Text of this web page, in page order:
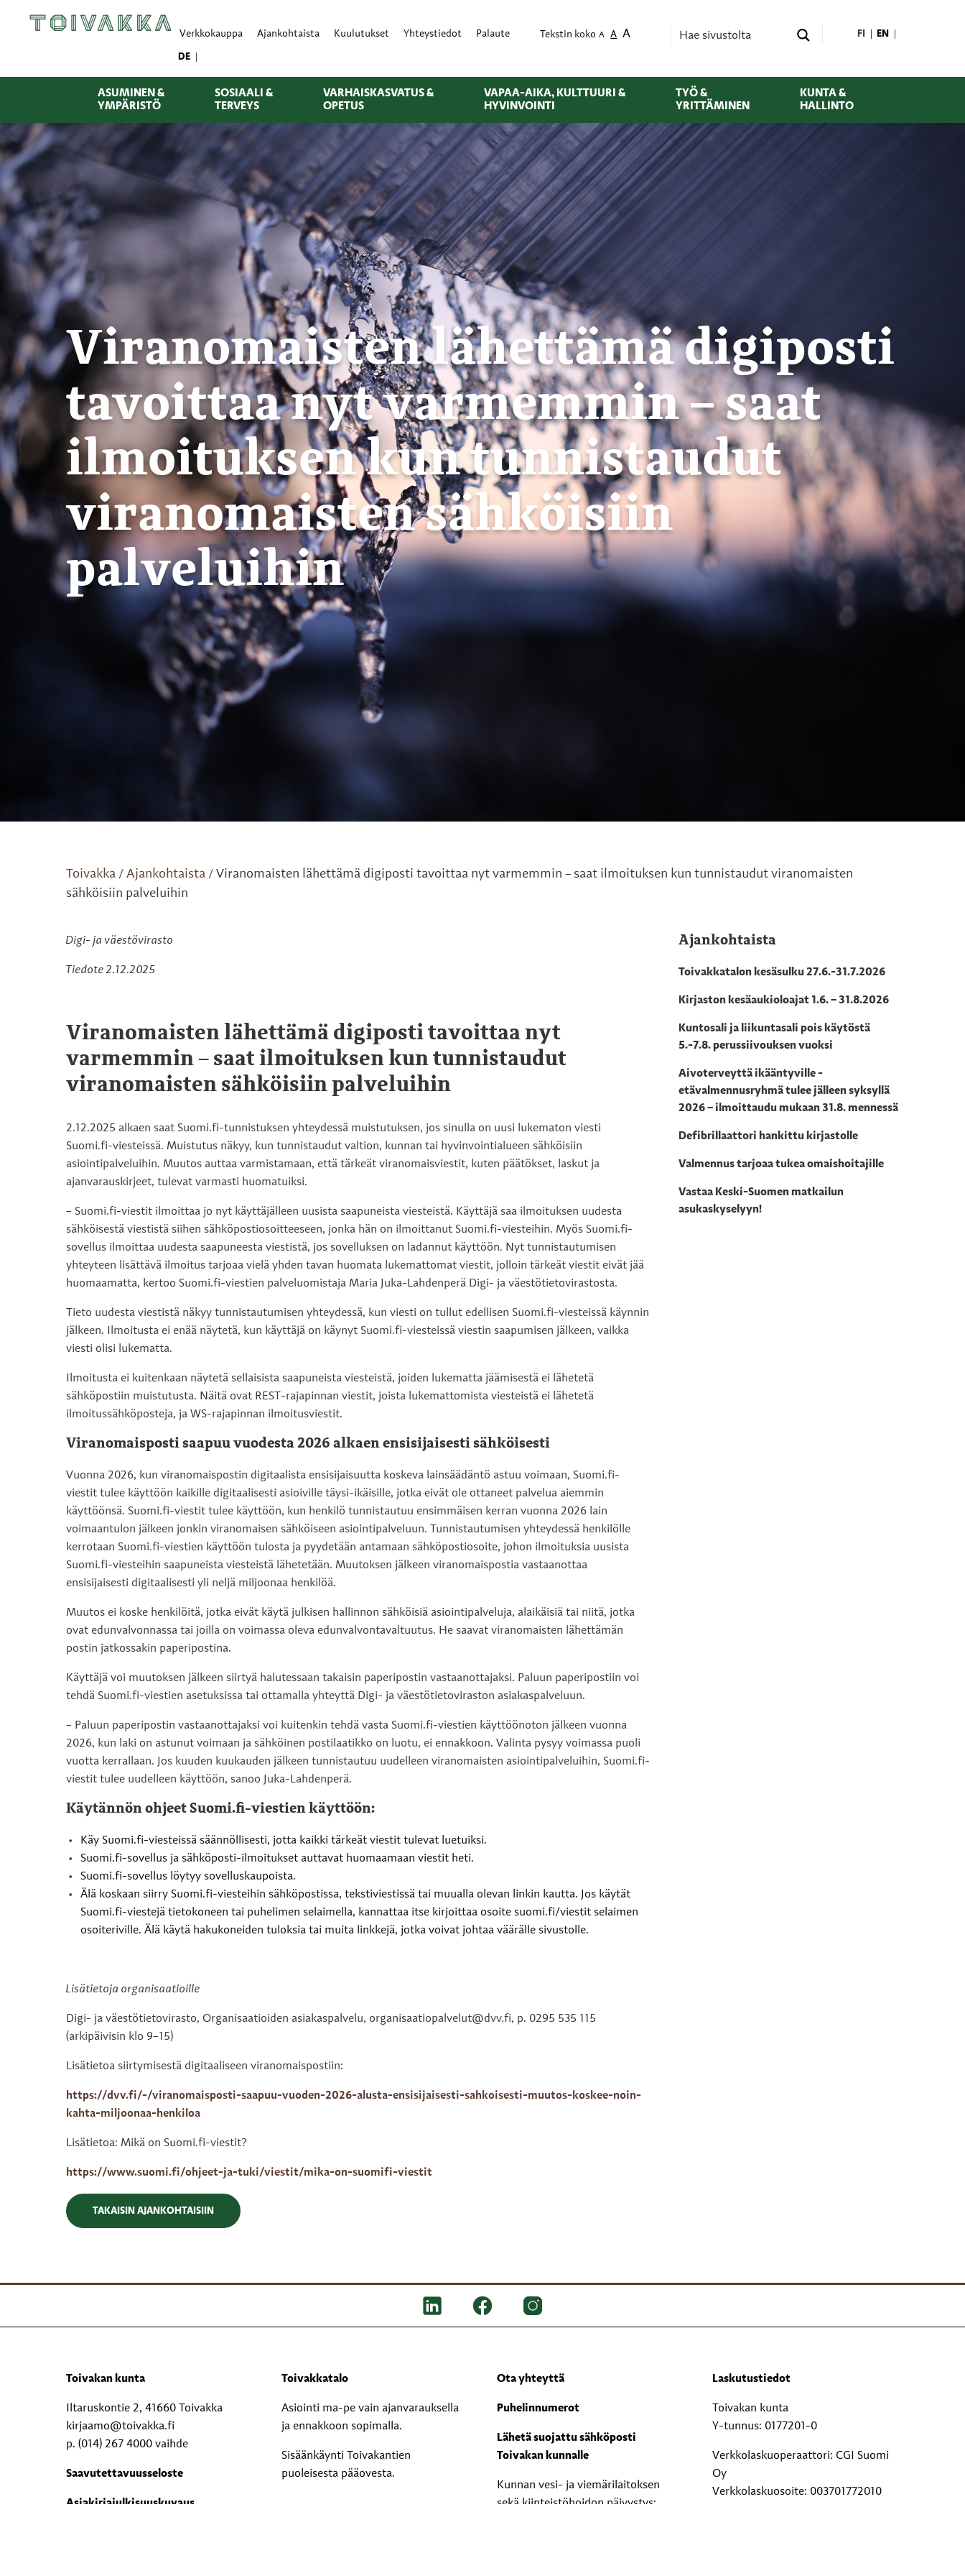
Verkkokauppa Ajankohtaista Kuulutukset Yhteystiedot Palaute Tekstin koko A A A FI EN
DE
ASUMINEN &
YMPÄRISTÖ
SOSIAALI &
TERVEYS
VARHAISKASVATUS &
OPETUS
VAPAA-AIKA, KULTTUURI &
HYVINVOINTI
TYÖ &
YRITTÄMINEN
KUNTA &
HALLINTO
Viranomaisten lähettämä digiposti
tavoittaa nyt varmemmin – saat
ilmoituksen kun tunnistaudut
viranomaisten sähköisiin
palveluihin
Toivakka / Ajankohtaista / Viranomaisten lähettämä digiposti tavoittaa nyt varmemmin – saat ilmoituksen kun tunnistaudut viranomaisten
sähköisiin palveluihin
Digi- ja väestövirasto
Tiedote 2.12.2025
Viranomaisten lähettämä digiposti tavoittaa nyt
varmemmin – saat ilmoituksen kun tunnistaudut
viranomaisten sähköisiin palveluihin
2.12.2025 alkaen saat Suomi.fi-tunnistuksen yhteydessä muistutuksen, jos sinulla on uusi lukematon viesti
Suomi.fi-viesteissä. Muistutus näkyy, kun tunnistaudut valtion, kunnan tai hyvinvointialueen sähköisiin
asiointipalveluihin. Muutos auttaa varmistamaan, että tärkeät viranomaisviestit, kuten päätökset, laskut ja
ajanvarauskirjeet, tulevat varmasti huomatuiksi.
– Suomi.fi-viestit ilmoittaa jo nyt käyttäjälleen uusista saapuneista viesteistä. Käyttäjä saa ilmoituksen uudesta
sähköisestä viestistä siihen sähköpostiosoitteeseen, jonka hän on ilmoittanut Suomi.fi-viesteihin. Myös Suomi.fi-
sovellus ilmoittaa uudesta saapuneesta viestistä, jos sovelluksen on ladannut käyttöön. Nyt tunnistautumisen
yhteyteen lisättävä ilmoitus tarjoaa vielä yhden tavan huomata lukemattomat viestit, jolloin tärkeät viestit eivät jää
huomaamatta, kertoo Suomi.fi-viestien palveluomistaja Maria Juka-Lahdenperä Digi- ja väestötietovirastosta.
Tieto uudesta viestistä näkyy tunnistautumisen yhteydessä, kun viesti on tullut edellisen Suomi.fi-viesteissä käynnin
jälkeen. Ilmoitusta ei enää näytetä, kun käyttäjä on käynyt Suomi.fi-viesteissä viestin saapumisen jälkeen, vaikka
viesti olisi lukematta.
Ilmoitusta ei kuitenkaan näytetä sellaisista saapuneista viesteistä, joiden lukematta jäämisestä ei lähetetä
sähköpostiin muistutusta. Näitä ovat REST-rajapinnan viestit, joista lukemattomista viesteistä ei lähetetä
ilmoitussähköposteja, ja WS-rajapinnan ilmoitusviestit.
Viranomaisposti saapuu vuodesta 2026 alkaen ensisijaisesti sähköisesti
Vuonna 2026, kun viranomaispostin digitaalista ensisijaisuutta koskeva lainsäädäntö astuu voimaan, Suomi.fi-
viestit tulee käyttöön kaikille digitaalisesti asioiville täysi-ikäisille, jotka eivät ole ottaneet palvelua aiemmin
käyttöönsä. Suomi.fi-viestit tulee käyttöön, kun henkilö tunnistautuu ensimmäisen kerran vuonna 2026 lain
voimaantulon jälkeen jonkin viranomaisen sähköiseen asiointipalveluun. Tunnistautumisen yhteydessä henkilölle
kerrotaan Suomi.fi-viestien käyttöön tulosta ja pyydetään antamaan sähköpostiosoite, johon ilmoituksia uusista
Suomi.fi-viesteihin saapuneista viesteistä lähetetään. Muutoksen jälkeen viranomaispostia vastaanottaa
ensisijaisesti digitaalisesti yli neljä miljoonaa henkilöä.
Muutos ei koske henkilöitä, jotka eivät käytä julkisen hallinnon sähköisiä asiointipalveluja, alaikäisiä tai niitä, jotka
ovat edunvalvonnassa tai joilla on voimassa oleva edunvalvontavaltuutus. He saavat viranomaisten lähettämän
postin jatkossakin paperipostina.
Käyttäjä voi muutoksen jälkeen siirtyä halutessaan takaisin paperipostin vastaanottajaksi. Paluun paperipostiin voi
tehdä Suomi.fi-viestien asetuksissa tai ottamalla yhteyttä Digi- ja väestötietoviraston asiakaspalveluun.
– Paluun paperipostin vastaanottajaksi voi kuitenkin tehdä vasta Suomi.fi-viestien käyttöönoton jälkeen vuonna
2026, kun laki on astunut voimaan ja sähköinen postilaatikko on luotu, ei ennakkoon. Valinta pysyy voimassa puoli
vuotta kerrallaan. Jos kuuden kuukauden jälkeen tunnistautuu uudelleen viranomaisten asiointipalveluihin, Suomi.fi-
viestit tulee uudelleen käyttöön, sanoo Juka-Lahdenperä.
Käytännön ohjeet Suomi.fi-viestien käyttöön:
Käy Suomi.fi-viesteissä säännöllisesti, jotta kaikki tärkeät viestit tulevat luetuiksi.
Suomi.fi-sovellus ja sähköposti-ilmoitukset auttavat huomaamaan viestit heti.
Suomi.fi-sovellus löytyy sovelluskaupoista.
Älä koskaan siirry Suomi.fi-viesteihin sähköpostissa, tekstiviestissä tai muualla olevan linkin kautta. Jos käytät
Suomi.fi-viestejä tietokoneen tai puhelimen selaimella, kannattaa itse kirjoittaa osoite suomi.fi/viestit selaimen
osoiteriville. Älä käytä hakukoneiden tuloksia tai muita linkkejä, jotka voivat johtaa väärälle sivustolle.
Lisätietoja organisaatioille
Digi- ja väestötietovirasto, Organisaatioiden asiakaspalvelu, organisaatiopalvelut@dvv.fi, p. 0295 535 115
(arkipäivisin klo 9–15)
Lisätietoa siirtymisestä digitaaliseen viranomaispostiin:
https://dvv.fi/-/viranomaisposti-saapuu-vuoden-2026-alusta-ensisijaisesti-sahkoisesti-muutos-koskee-noin-
kahta-miljoonaa-henkiloa
Lisätietoa: Mikä on Suomi.fi-viestit?
https://www.suomi.fi/ohjeet-ja-tuki/viestit/mika-on-suomifi-viestit
TAKAISIN AJANKOHTAISIIN
Ajankohtaista
Toivakkatalon kesäsulku 27.6.-31.7.2026
Kirjaston kesäaukioloajat 1.6. – 31.8.2026
Kuntosali ja liikuntasali pois käytöstä
5.-7.8. perussiivouksen vuoksi
Aivoterveyttä ikääntyville -
etävalmennusryhmä tulee jälleen syksyllä
2026 – ilmoittaudu mukaan 31.8. mennessä
Defibrillaattori hankittu kirjastolle
Valmennus tarjoaa tukea omaishoitajille
Vastaa Keski-Suomen matkailun
asukaskyselyyn!
Toivakan kunta
Iltaruskontie 2, 41660 Toivakka
kirjaamo@toivakka.fi
p. (014) 267 4000 vaihde
Saavutettavuusseloste
Asiakirjajulkisuuskuvaus
Toivakkatalo
Asiointi ma-pe vain ajanvarauksella
ja ennakkoon sopimalla.
Sisäänkäynti Toivakantien
puoleisesta pääovesta.
Ota yhteyttä
Puhelinnumerot
Lähetä suojattu sähköposti
Toivakan kunnalle
Kunnan vesi- ja viemärilaitoksen
sekä kiinteistöhoidon päivystys:
Laskutustiedot
Toivakan kunta
Y-tunnus: 0177201-0
Verkkolaskuoperaattori: CGI Suomi
Oy
Verkkolaskuosoite: 003701772010